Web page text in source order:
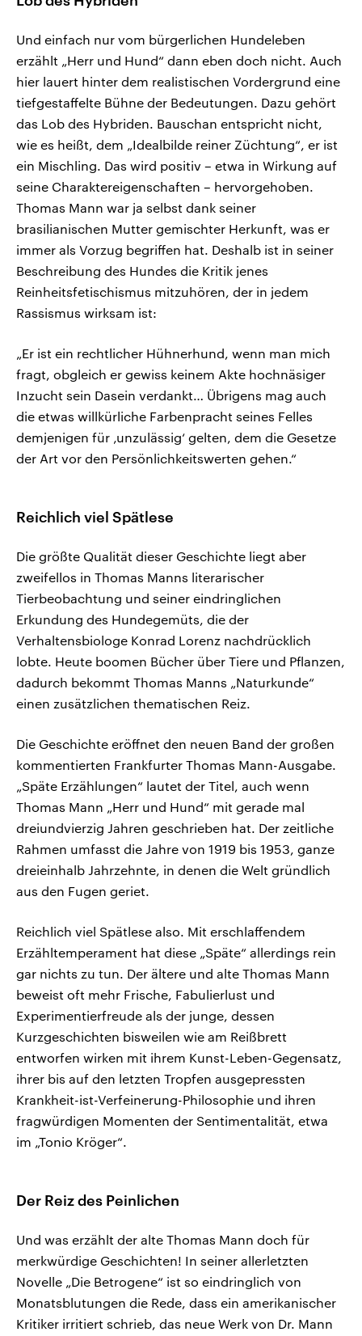
Und einfach nur vom bürgerlichen Hundeleben
erzählt „Herr und Hund“ dann eben doch nicht. Auch
hier lauert hinter dem realistischen Vordergrund eine
tiefgestaffelte Bühne der Bedeutungen. Dazu gehört
das Lob des Hybriden. Bauschan entspricht nicht,
wie es heißt, dem „Idealbilde reiner Züchtung“, er ist
ein Mischling. Das wird positiv – etwa in Wirkung auf
seine Charaktereigenschaften – hervorgehoben.
Thomas Mann war ja selbst dank seiner
brasilianischen Mutter gemischter Herkunft, was er
immer als Vorzug begriffen hat. Deshalb ist in seiner
Beschreibung des Hundes die Kritik jenes
Reinheitsfetischismus mitzuhören, der in jedem
Rassismus wirksam ist:
„Er ist ein rechtlicher Hühnerhund, wenn man mich
fragt, obgleich er gewiss keinem Akte hochnäsiger
Inzucht sein Dasein verdankt… Übrigens mag auch
die etwas willkürliche Farbenpracht seines Felles
demjenigen für ‚unzulässig‘ gelten, dem die Gesetze
der Art vor den Persönlichkeitswerten gehen.“
Reichlich viel Spätlese
Die größte Qualität dieser Geschichte liegt aber
zweifellos in Thomas Manns literarischer
Tierbeobachtung und seiner eindringlichen
Erkundung des Hundegemüts, die der
Verhaltensbiologe Konrad Lorenz nachdrücklich
lobte. Heute boomen Bücher über Tiere und Pflanzen,
dadurch bekommt Thomas Manns „Naturkunde“
einen zusätzlichen thematischen Reiz.
Die Geschichte eröffnet den neuen Band der großen
kommentierten Frankfurter Thomas Mann-Ausgabe.
„Späte Erzählungen“ lautet der Titel, auch wenn
Thomas Mann „Herr und Hund“ mit gerade mal
dreiundvierzig Jahren geschrieben hat. Der zeitliche
Rahmen umfasst die Jahre von 1919 bis 1953, ganze
dreieinhalb Jahrzehnte, in denen die Welt gründlich
aus den Fugen geriet.
Reichlich viel Spätlese also. Mit erschlaffendem
Erzähltemperament hat diese „Späte“ allerdings rein
gar nichts zu tun. Der ältere und alte Thomas Mann
beweist oft mehr Frische, Fabulierlust und
Experimentierfreude als der junge, dessen
Kurzgeschichten bisweilen wie am Reißbrett
entworfen wirken mit ihrem Kunst-Leben-Gegensatz,
ihrer bis auf den letzten Tropfen ausgepressten
Krankheit-ist-Verfeinerung-Philosophie und ihren
fragwürdigen Momenten der Sentimentalität, etwa
im „Tonio Kröger“.
Der Reiz des Peinlichen
Und was erzählt der alte Thomas Mann doch für
merkwürdige Geschichten! In seiner allerletzten
Novelle „Die Betrogene“ ist so eindringlich von
Monatsblutungen die Rede, dass ein amerikanischer
Kritiker irritiert schrieb, das neue Werk von Dr. Mann